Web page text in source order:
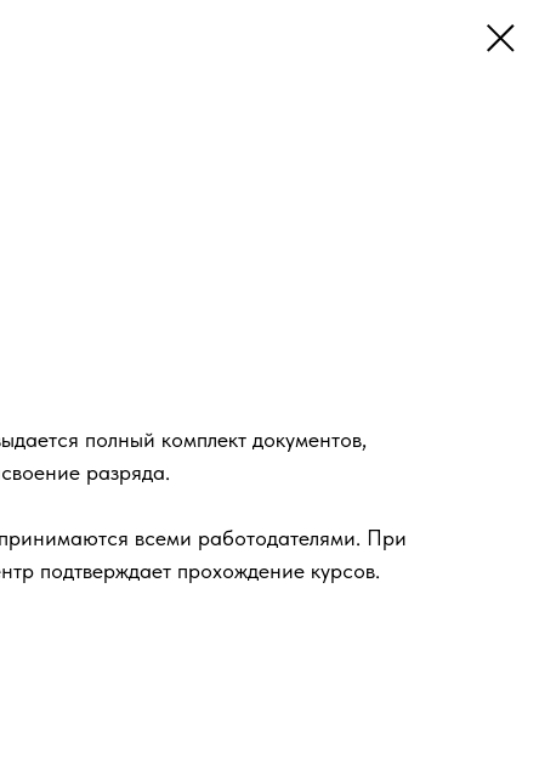
полный комплект документов,
разряда.
всеми работодателями. При
подтверждает прохождение курсов.